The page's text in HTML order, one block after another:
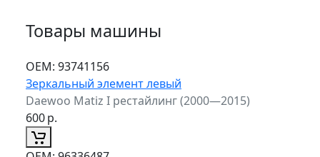
Товары машины
ОЕМ: 93741156
Зеркальный элемент левый
Daewoo Matiz I рестайлинг (2000—2015)
600р.